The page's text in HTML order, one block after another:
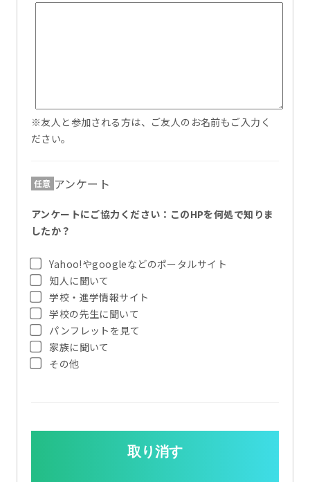
※友人と参加される方は、ご友人のお名前もご入力く
ださい。
アンケート
任意
アンケートにご協力ください：このHPを何処で知りま
したか？
Yahoo!やgoogleなどのポータルサイト
知人に聞いて
学校・進学情報サイト
学校の先生に聞いて
パンフレットを見て
家族に聞いて
その他